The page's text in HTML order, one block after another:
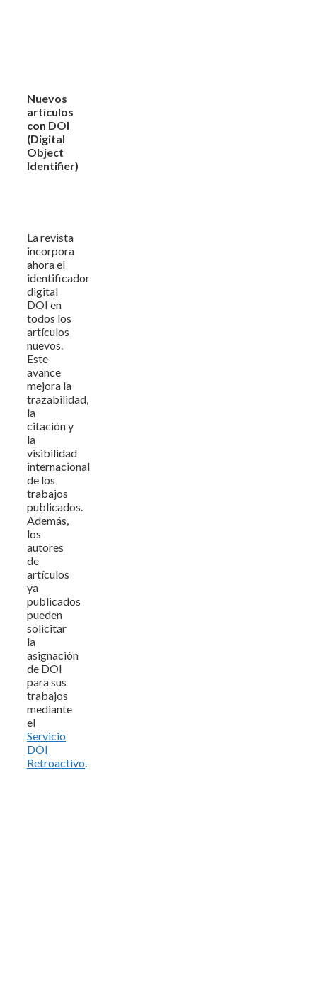
Nuevos
artículos
con DOI
(Digital
Object
Identifier)
La revista
incorpora
ahora el
identificador
digital
DOI en
todos los
artículos
nuevos.
Este
avance
mejora la
trazabilidad,
la
citación y
la
visibilidad
internacional
de los
trabajos
publicados.
Además,
los
autores
de
artículos
ya
publicados
pueden
solicitar
la
asignación
de DOI
para sus
trabajos
mediante
el
Servicio
DOI
Retroactivo.